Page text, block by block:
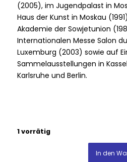
(2005), im Jugendpalast in
Haus der Kunst in Moskau
Akademie der Sowjetunion
Internationalen Messe Salon
Luxemburg (2003) sowie auf
Sammelausstellungen in
Karlsruhe und Berlin.
1 vorrätig
In den